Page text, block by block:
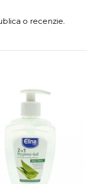
o recenzie.